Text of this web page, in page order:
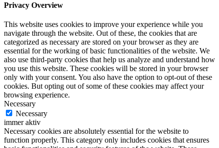
Privacy Overview
This website uses cookies to improve your experience while you
navigate through the website. Out of these, the cookies that are
categorized as necessary are stored on your browser as they are
essential for the working of basic functionalities of the website. We
also use third-party cookies that help us analyze and understand how
you use this website. These cookies will be stored in your browser
only with your consent. You also have the option to opt-out of these
cookies. But opting out of some of these cookies may affect your
browsing experience.
Necessary
Necessary
immer aktiv
Necessary cookies are absolutely essential for the website to
function properly. This category only includes cookies that ensures